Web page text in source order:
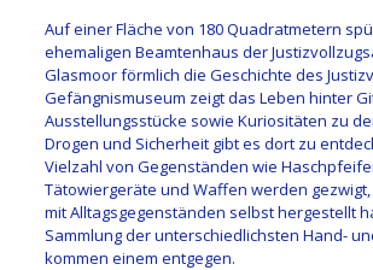
Auf einer Fläche von 180 Quadratmetern
ehemaligen Beamtenhaus der
Glasmoor förmlich die Geschichte des
Gefängnismuseum zeigt das Leben hinter
Ausstellungsstücke sowie Kuriositäten zu
Drogen und Sicherheit gibt es dort zu
Vielzahl von Gegenständen wie
Tätowiergeräte und Waffen werden
mit Alltagsgegenständen selbst hergestellt
Sammlung der unterschiedlichsten Hand-
kommen einem entgegen.